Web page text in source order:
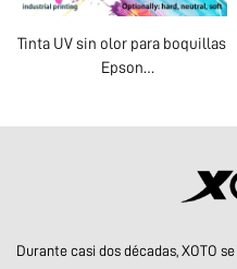
Preguntas Frecuentes
Tinta UV sin olor para boquillas
Epson
Durante casi dos décadas, XOTO